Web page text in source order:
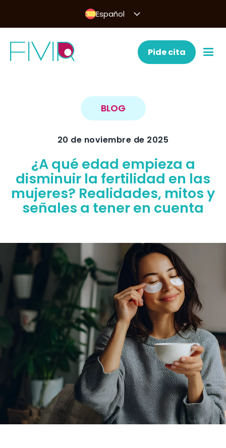
Español
Pide cita
BLOG
20 de noviembre de 2025
¿A qué edad empieza a
disminuir la fertilidad en las
mujeres? Realidades, mitos y
señales a tener en cuenta